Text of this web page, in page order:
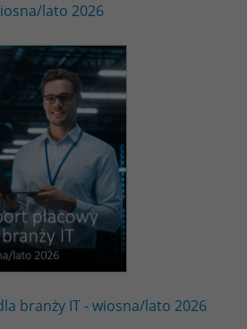
lato 2026
branży IT - wiosna/lato 2026